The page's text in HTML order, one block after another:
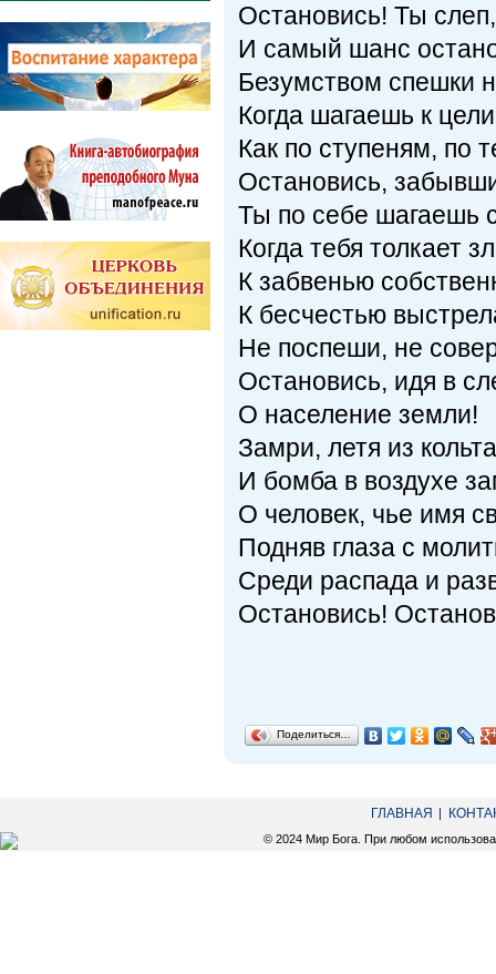
Остановись! Ты
И самый шанс
Безумством спешки
Когда шагаешь к
Как по ступеням, по
Остановись,
Ты по себе шагаешь
Когда тебя толкает
К забвенью
К бесчестью
Не поспеши, не
Остановись, идя в
О население земли!
Замри, летя из
И бомба в воздухе
О человек, чье имя
Подняв глаза с
Среди распада и
Остановись!
Поделиться…
ГЛАВНАЯ
© 2024 Мир Бога. При любом